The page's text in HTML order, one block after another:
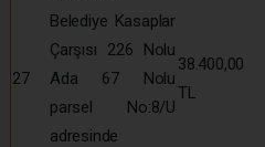
27
Belediye Kasaplar
Çarşısı 226 Nolu
Ada 67 Nolu
parsel No:8/U
adresinde
38.400,00
TL